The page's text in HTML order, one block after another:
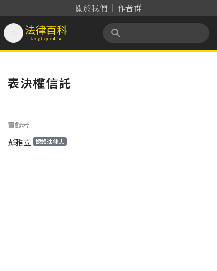
關於我們 作者群
法律百科 Legispedia
表決權信託
貢獻者:
彭雅立 認證法律人